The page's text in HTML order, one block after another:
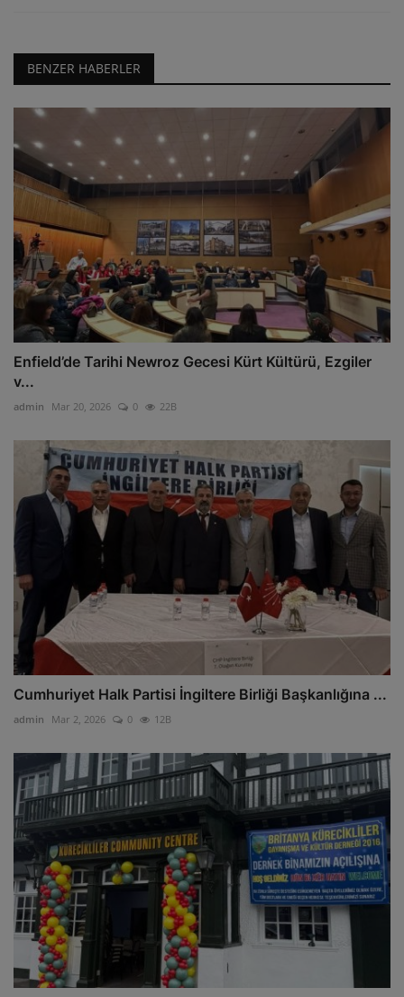
BENZER HABERLER
Enfield’de Tarihi Newroz Gecesi Kürt Kültürü, Ezgiler
v...
admin Mar 20, 2026 0 22B
Cumhuriyet Halk Partisi İngiltere Birliği Başkanlığına ...
admin Mar 2, 2026 0 12B